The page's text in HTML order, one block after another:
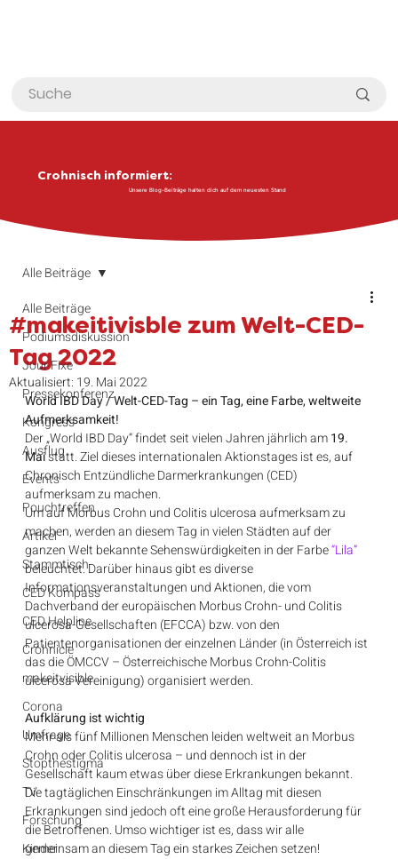
Crohnisch informiert:
Unsere Blog-Beiträge halten dich auf dem neuesten Stand
Alle Beiträge
Podiumsdiskussion
Jour Fixe
Pressekonferenz
Kongress
Ausflug
Events
Pouchtreffen
Artikel
Stammtisch
CED Kompass
CED Helpline
Crohnicle
makeitvisible
Corona
Umfrage
Stopthestigma
TV
Forschung
Kinder
Alle Beiträge
#makeitivisble zum Welt-CED-
Tag 2022
Aktualisiert: 19. Mai 2022
World IBD Day / Welt-CED-Tag – ein Tag, eine Farbe, weltweite
Aufmerksamkeit!
Der „World IBD Day“ findet seit vielen Jahren jährlich am 19.
Mai statt. Ziel dieses internationalen Aktionstages ist es, auf
Chronisch Entzündliche Darmerkrankungen (CED)
aufmerksam zu machen.
Um auf Morbus Crohn und Colitis ulcerosa aufmerksam zu
machen, werden an diesem Tag in vielen Städten auf der
ganzen Welt bekannte Sehenswürdigkeiten in der Farbe “Lila”
beleuchtet. Darüber hinaus gibt es diverse
Informationsveranstaltungen und Aktionen, die vom
Dachverband der europäischen Morbus Crohn- und Colitis
ulcerosa-Gesellschaften (EFCCA) bzw. von den
Patientenorganisationen der einzelnen Länder (in Österreich ist
das die ÖMCCV – Österreichische Morbus Crohn-Colitis
ulcerosa Vereinigung) organisiert werden.
Aufklärung ist wichtig
Mehr als fünf Millionen Menschen leiden weltweit an Morbus
Crohn oder Colitis ulcerosa – und dennoch ist in der
Gesellschaft kaum etwas über diese Erkrankungen bekannt.
Die tagtäglichen Einschränkungen im Alltag mit diesen
Erkrankungen sind jedoch oft eine große Herausforderung für
die Betroffenen. Umso wichtiger ist es, dass wir alle
gemeinsam an diesem Tag ein starkes Zeichen setzen!